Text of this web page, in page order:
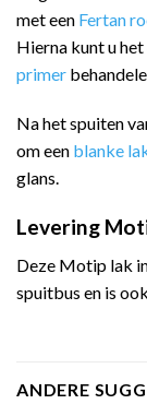
met een Fertan
Hierna kunt u
primer
Na het spuiten
om een blanke
glans.
Levering
Deze Motip lak
spuitbus en is
ANDERE